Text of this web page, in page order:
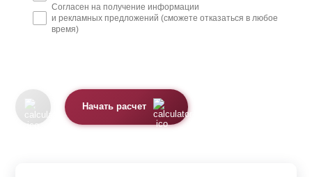
Согласен на получение информации
и рекламных предложений (сможете отказаться в любое
время)
Начать расчет